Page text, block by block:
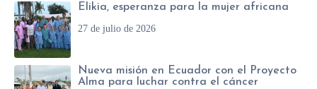
t
r
ó
n
Elikia, esperanza para la mujer africana
27 de julio de 2026
Nueva misión en Ecuador con el Proyecto
Alma para luchar contra el cáncer